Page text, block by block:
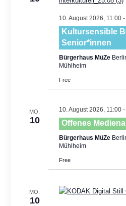
10. August 2026, 11:00-
Kultursensible
Senior*innen
Bürgerhaus MüZe
Mühlheim
Free
MO.
10
10. August 2026, 11:00-
Offenes
Bürgerhaus MüZe
Mühlheim
Free
MO.
10